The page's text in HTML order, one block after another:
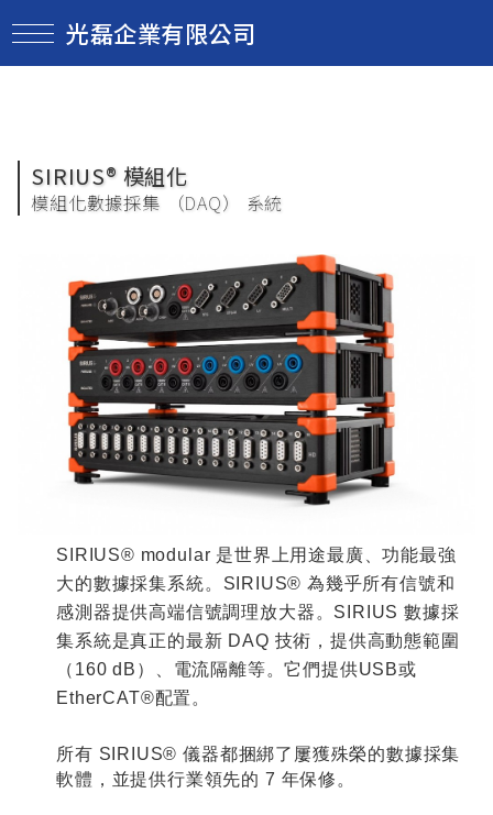
SIRIUS® 模組化
模組化數據採集 （DAQ） 系統
SIRIUS® modular 是世界上用途最廣、功能最強
大的數據採集系統。 SIRIUS® 為幾乎所有信號和
感測器提供高端信號調理放大器。 SIRIUS數據採
集系統是真正的最新 DAQ 技術，提供高動態範圍
（ 160 dB ）、電流隔離等。它們提供USB或
EtherCAT®配置。
所有 SIRIUS®儀器都捆綁了屢獲殊榮的數據採集
軟體，並提供行業領先的 7 年保修。
光磊企業有限公司